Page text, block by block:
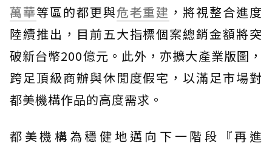
萬華等區的都更與危老重建 ，將視整合進度
陸續推出，目前五大指標個案總銷金額將突
破新台幣200億元。此外，亦擴大產業版圖，
跨足頂級商辦與休閒度假宅，以滿足市場對
都美機構作品的高度需求。
都美機構為穩健地邁向下一階段『再進